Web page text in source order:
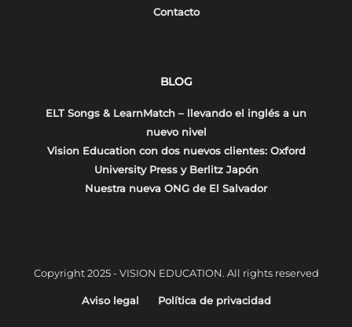
Contacto
BLOG
ELT Songs & LearnMatch – llevando el inglés a un
nuevo nivel
Vision Education con dos nuevos clientes: Oxford
University Press y Berlitz Japón
Nuestra nueva ONG de El Salvador
Copyright 2025 - VISION EDUCATION. All rights reserved
Aviso legal Política de privacidad